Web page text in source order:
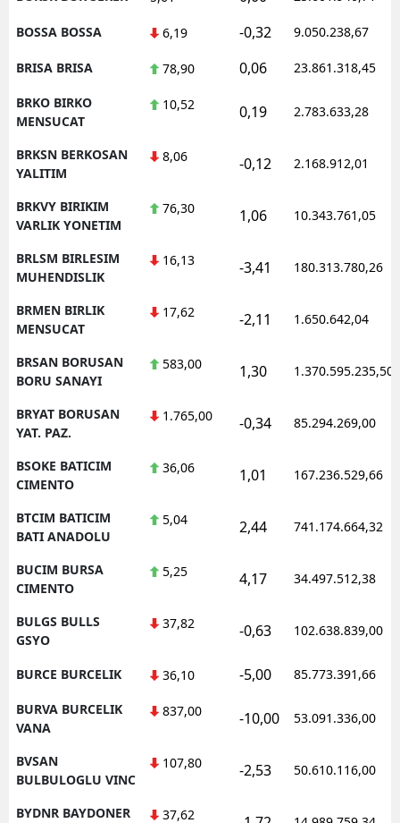
BOSSA BOSSA 6,19 -0,32 9.050.238,67
BRISA BRISA 78,90 0,06 23.861.318,45
BRKO BIRKO
MENSUCAT
10,52 0,19 2.783.633,28
BRKSN BERKOSAN
YALITIM
8,06 -0,12 2.168.912,01
BRKVY BIRIKIM
VARLIK YONETIM
76,30 1,06 10.343.761,05
BRLSM BIRLESIM
MUHENDISLIK
16,13 -3,41 180.313.780,26
BRMEN BIRLIK
MENSUCAT
17,62 -2,11 1.650.642,04
BRSAN BORUSAN
BORU SANAYI
583,00 1,30 1.370.595.235,50
BRYAT BORUSAN
YAT. PAZ.
1.765,00 -0,34 85.294.269,00
BSOKE BATICIM
CIMENTO
36,06 1,01 167.236.529,66
BTCIM BATICIM
BATI ANADOLU
5,04 2,44 741.174.664,32
BUCIM BURSA
CIMENTO
5,25 4,17 34.497.512,38
BULGS BULLS
GSYO
37,82 -0,63 102.638.839,00
BURCE BURCELIK 36,10 -5,00 85.773.391,66
BURVA BURCELIK
VANA
837,00 -10,00 53.091.336,00
BVSAN
BULBULOGLU VINC
107,80 -2,53 50.610.116,00
BYDNR BAYDONER
37,62